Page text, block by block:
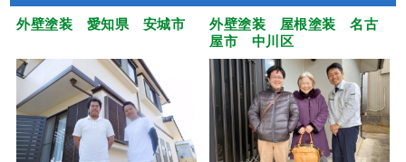
外壁塗装 愛知県 安城市
外壁塗装 屋根塗装 名古
屋市 中川区